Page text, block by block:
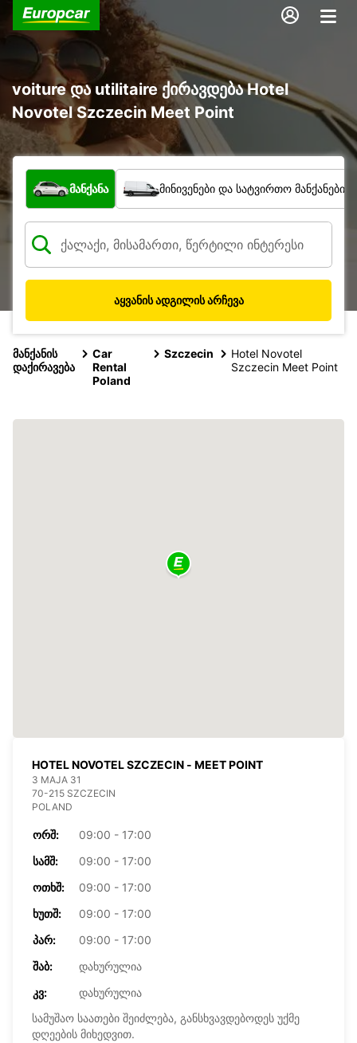
voiture და utilitaire ქირავდება Hotel
Novotel Szczecin Meet Point
რა ტიპის ავტომობილი?
მანქანა მინივენები და სატვირთო მანქანები
აყვანის ადგილის არჩევა
მანქანის
დაქირავება
Car
Rental
Poland
Szczecin
Hotel Novotel
Szczecin Meet Point
HOTEL NOVOTEL SZCZECIN - MEET POINT
3 MAJA 31
70-215 SZCZECIN
POLAND
ᲝᲠᲨ:
09:00 - 17:00
ᲡᲐᲛᲨ:
09:00 - 17:00
ᲝᲗᲮᲨ:
09:00 - 17:00
ᲮᲣᲗᲨ:
09:00 - 17:00
ᲞᲐᲠ:
09:00 - 17:00
ᲨᲐᲑ:
დახურულია
ᲙᲕ:
დახურულია
სამუშაო საათები შეიძლება, განსხვავდებოდეს უქმე
დღეების მიხედვით.